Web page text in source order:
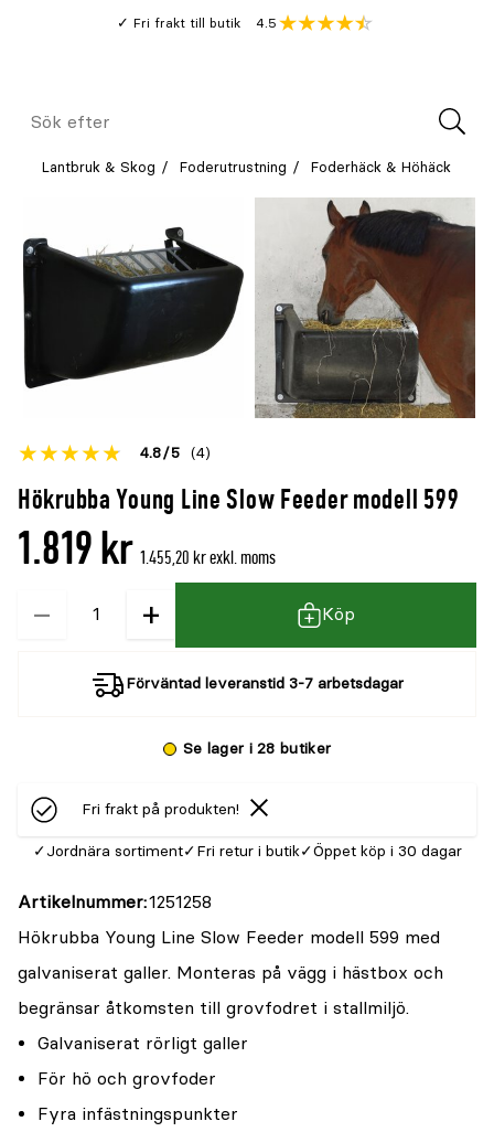
Fri frakt till butik
Genomsnitt
4.5
Meny
Sök
Lantbruk & Skog Foderutrustning Foderhäck & Höhäck
Hökrubba Young Line Slow Feeder modell 599
Betyget
denna
{0}
4.8 5 (4)
Öppna
1.819 kr 1.455,20 kr exkl. moms
−
Kvantitet + Köp
Förväntad leveranstid 3-7 arbetsdagar
Se lager i 28 butiker
Fri frakt på produkten!
Jordnära sortiment Fri retur i butik Öppet köp i 30 dagar
Artikelnummer 1251258
Hökrubba Young Line Slow Feeder modell 599 med
galvaniserat galler. Monteras på vägg i hästbox och
begränsar åtkomsten till grovfodret i stallmiljö.
Galvaniserat rörligt galler
För hö och grovfoder
Fyra infästningspunkter